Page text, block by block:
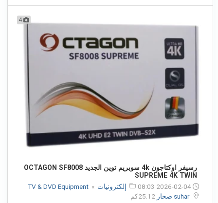
رسيفر اوكتاجون 4k سوبريم توين الجديد OCTAGON SF8008
SUPREME 4K TWIN
إلكترونيات »
TV & DVD Equipment
suhar صحار
25.12كم